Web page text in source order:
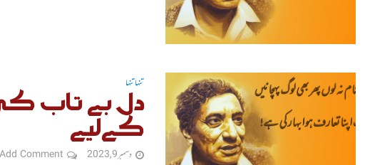
تنہا تنہا
دل بے تاب
کےلیے
دسمبر 9, 2023 Add Comment